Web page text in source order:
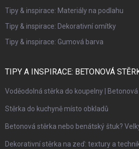
Tipy & inspirace: Materiály na podlahu
Tipy & inspirace: Dekorativní omítky
Tipy & inspirace: Gumová barva
TIPY A INSPIRACE: BETONOVÁ
Voděodolná stěrka do koupelny |
Stěrka do kuchyně místo obkladů
Betonová stěrka nebo benátský štuk?
Dekorativní stěrka na zeď: textury a